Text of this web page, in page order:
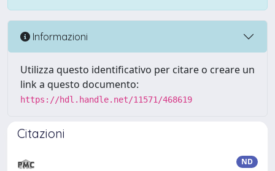
Informazioni
Utilizza questo identificativo per citare o creare un
link a questo documento:
https://hdl.handle.net/11571/468619
Citazioni
ND